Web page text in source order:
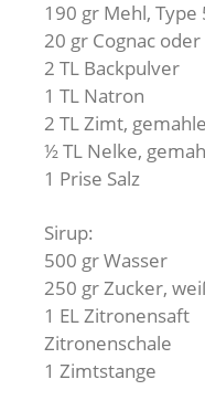
190 gr Mehl, Type
20 gr Cognac
2 TL Backpulver
1 TL Natron
2 TL Zimt,
½ TL Nelke,
1 Prise Salz
Sirup:
500 gr Wasser
250 gr Zucker,
1 EL Zitronensaft
Zitronenschale
1 Zimtstange